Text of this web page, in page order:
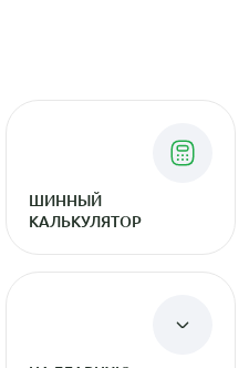
ШИННЫЙ
КАЛЬКУЛЯТОР